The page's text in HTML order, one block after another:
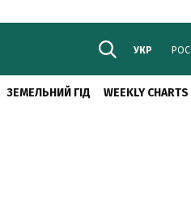
УКР РОС
ЗЕМЕЛЬНИЙ ГІД WEEKLY CHARTS